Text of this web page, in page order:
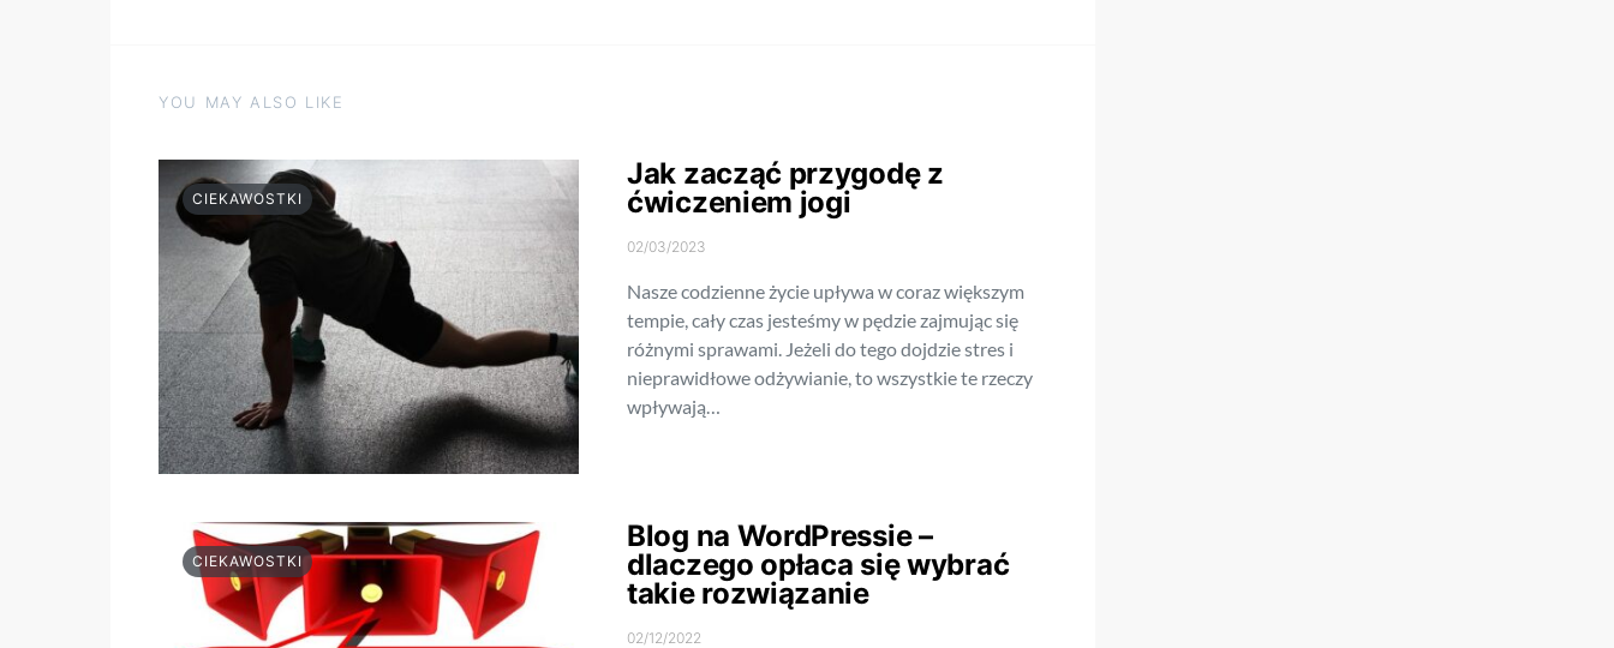
YOU MAY ALSO LIKE
CIEKAWOSTKI
Jak zacząć przygodę z
ćwiczeniem jogi
02/03/2023
Nasze codzienne życie upływa w coraz większym
tempie, cały czas jesteśmy w pędzie zajmując się
różnymi sprawami. Jeżeli do tego dojdzie stres i
nieprawidłowe odżywianie, to wszystkie te rzeczy
wpływają…
CIEKAWOSTKI
Blog na WordPressie –
dlaczego opłaca się wybrać
takie rozwiązanie
02/12/2022